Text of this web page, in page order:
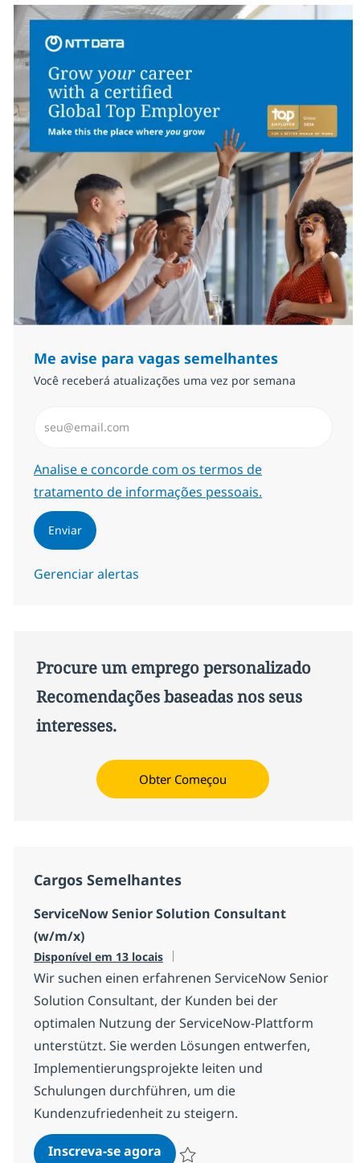
Me avise para vagas semelhantes
Você receberá atualizações uma vez por semana
Required
Analise e concorde com os termos de
tratamento de informações pessoais.
Enviar
Gerenciar alertas
Procure um emprego personalizado
Recomendações baseadas nos seus
interesses.
Obter Começou
Cargos Semelhantes
ServiceNow Senior Solution Consultant
(w/m/x)
Disponível em 13 locais
Wir suchen einen erfahrenen ServiceNow Senior
Solution Consultant, der Kunden bei der
optimalen Nutzung der ServiceNow-Plattform
unterstützt. Sie werden Lösungen entwerfen,
Implementierungsprojekte leiten und
Schulungen durchführen, um die
Kundenzufriedenheit zu steigern.
Inscreva-se agoraServiceNow Senior Solution